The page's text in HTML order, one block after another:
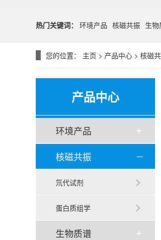
热门关键词： 环境产品 核磁共振 生
您的位置： 主页 > 产品中心 > 核磁
产品中心
环境产品
核磁共振
氘代试剂
蛋白质组学
生物质谱